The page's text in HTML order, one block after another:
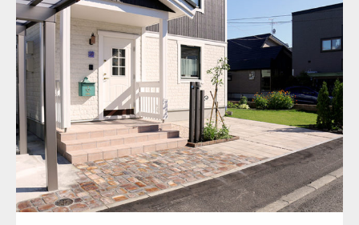
セミクローズ 洋風 アプローチ 駐車スペース お庭 門柱・機能門柱
ーポート
角柱 土間コンクリート 天然石 レンガ 天然芝 シンボルツリ
ー 物置 インターロッキング 清田区 新築住宅
詳細